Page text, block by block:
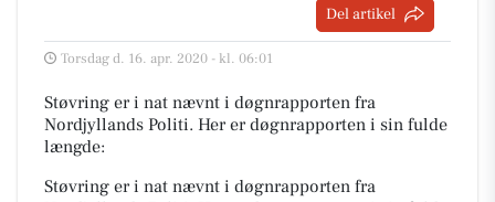
Del artikel
Torsdag d. 16. apr. 2020 - kl. 06:01
Støvring er i nat nævnt i døgnrapporten fra
Nordjyllands Politi. Her er døgnrapporten i sin fulde
længde:
Støvring er i nat nævnt i døgnrapporten fra